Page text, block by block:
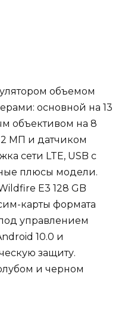
объемом
основной на 13
объективом на 8
МП и датчиком
сети LTE, USB с
плюсы модели.
E3 128 GB
карты формата
управлением
10.0 и
защиту.
и черном